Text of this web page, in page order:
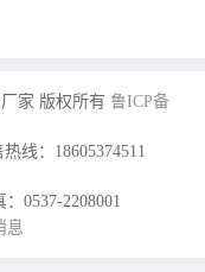
家 版权所有 鲁ICP备
线：18605374511
0537-2208001